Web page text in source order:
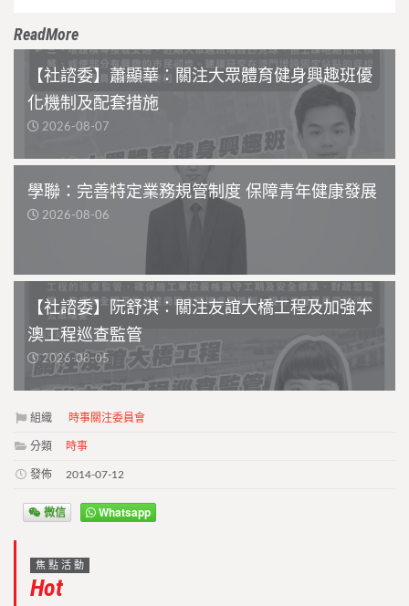
ReadMore
【社諮委】蕭顯華：關注大眾體育健身興趣班優
化機制及配套措施
2026-08-07
學聯：完善特定業務規管制度 保障青年健康發展
2026-08-06
【社諮委】阮舒淇：關注友誼大橋工程及加強本
澳工程巡查監管
2026-08-05
組織 時事關注委員會
分類 時事
發佈 2014-07-12
微信 Whatsapp
焦點活動
Hot